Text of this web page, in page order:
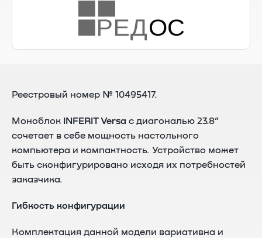
Реестровый номер № 10495417.
Моноблок INFERIT Versa с диагональю 23.8”
сочетает в себе мощность настольного
компьютера и компактность. Устройство может
быть сконфигурировано исходя их потребностей
заказчика.
Гибкость конфигурации
Комплектация данной модели вариативна и